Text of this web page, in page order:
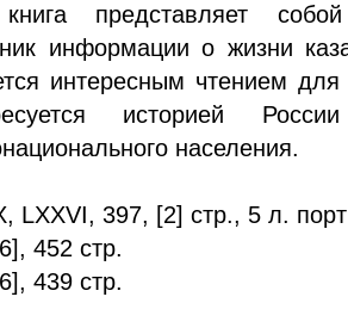
представляет
информации о жизни
интересным чтением для
историей
населения.
LXXVI, 397, [2] cтр., 5 л.
452 стр.
439 стр.